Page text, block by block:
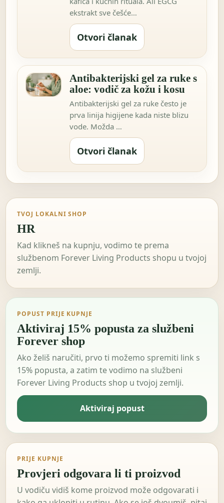
ekstrakt sve češće…
Otvori članak
Antibakterijski gel za ruke s
aloe: vodič za kožu i kosu
Antibakterijski gel za ruke često je
prva linija higijene kada niste blizu
vode. Možda …
Otvori članak
TVOJ LOKALNI SHOP
HR
Kad klikneš na kupnju, vodimo te prema
službenom Forever Living Products shopu u tvojoj
zemlji.
POPUST PRIJE KUPNJE
Aktiviraj 15% popusta za službeni
Forever shop
Ako želiš naručiti, prvo ti možemo spremiti link s
15% popusta, a zatim te vodimo na službeni
Forever Living Products shop u tvojoj zemlji.
Aktiviraj popust
PRIJE KUPNJE
Provjeri odgovara li ti proizvod
U vodiču vidiš kome proizvod može odgovarati i